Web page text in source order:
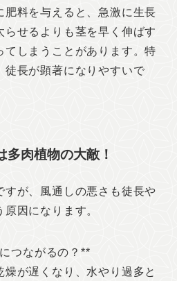
肥料を与えると、急激に生長
らせるよりも茎を早く伸ばす
てしまうことがあります。特
徒長が顕著になりやすいで
多肉植物の大敵！
すが、風通しの悪さも徒長や
因になります。
つながるの？**
燥が遅くなり、水やり過多と